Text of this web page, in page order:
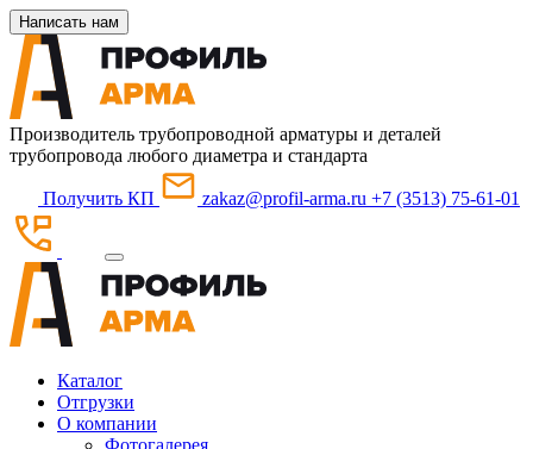
Написать нам
Производитель трубопроводной арматуры и деталей
трубопровода любого диаметра и стандарта
Получить КП zakaz@profil-arma.ru +7 (3513) 75-61-01
Каталог
Отгрузки
О компании
Фотогалерея